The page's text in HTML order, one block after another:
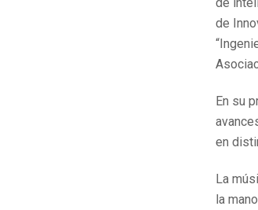
de
de
En su
en
La
la